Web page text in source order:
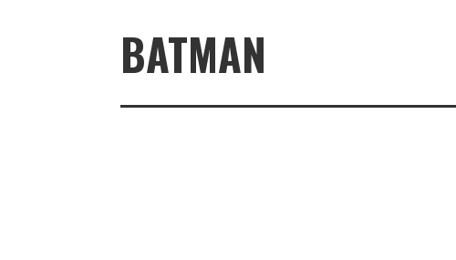
BATMAN